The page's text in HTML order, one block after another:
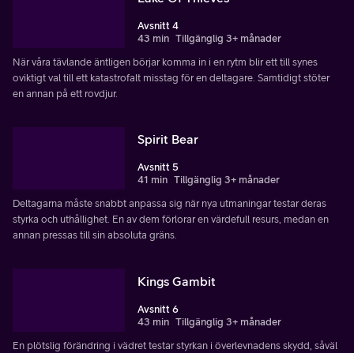
Avsnitt 4
43 min Tillgänglig 3+ månader
När våra tävlande äntligen börjar komma in i en rytm blir ett till synes
oviktigt val till ett katastrofalt misstag för en deltagare. Samtidigt stöter
en annan på ett rovdjur.
Spirit Bear
Avsnitt 5
41 min Tillgänglig 3+ månader
Deltagarna måste snabbt anpassa sig när nya utmaningar testar deras
styrka och uthållighet. En av dem förlorar en värdefull resurs, medan en
annan pressas till sin absoluta gräns.
Kings Gambit
Avsnitt 6
43 min Tillgänglig 3+ månader
En plötslig förändring i vädret testar styrkan i överlevnadens skydd, såväl